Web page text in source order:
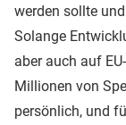
werden sollte
Solange
aber auch auf
Millionen von
persönlich, und